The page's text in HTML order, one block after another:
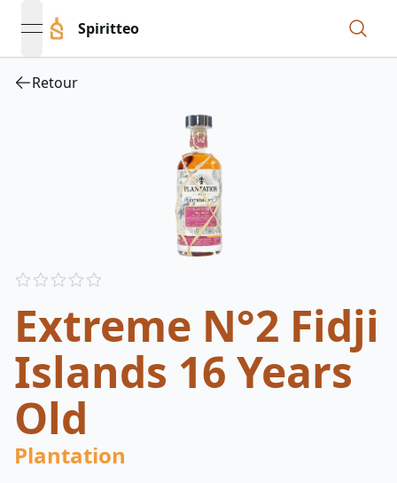
open navigation menu
Spiritteo
Retour
Reviews
Extreme N°2 Fidji
Islands 16 Years
Old
Plantation